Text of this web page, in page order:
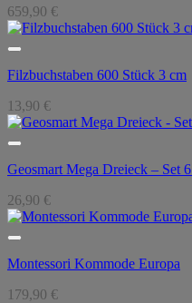
659,90 €
Filzbuchstaben 600 Stück 3 cm
13,90 €
Geosmart Mega Dreieck – Set
26,90 €
Montessori Kommode Europa
179,90 €